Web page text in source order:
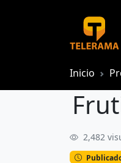
Inicio
2,482